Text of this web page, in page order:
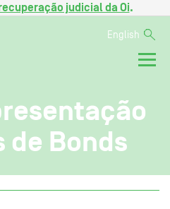
judicial da Oi.
English
de Bonds